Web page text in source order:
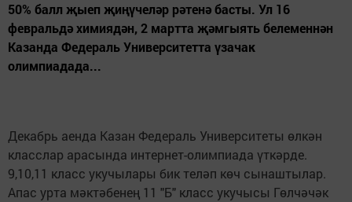
50% балл җыеп җиңүчеләр рәтенә басты. Ул 16
февральдә химиядән, 2 мартта җәмгыять белеменнән
Казанда Федераль Университетта үзачак
олимпиадада...
Декабрь аенда Казан Федераль Университеты өлкән
класслар арасында интернет-олимпиада үткәрде.
9,10,11 класс укучылары бик теләп көч сынаштылар.
Апас урта мәктәбенең 11 "Б" класс укучысы Гөлчәчәк